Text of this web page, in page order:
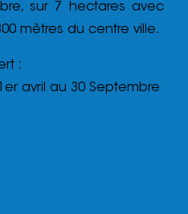
sur 7 hectares avec
mètres du centre ville.
:
avril au 30 Septembre